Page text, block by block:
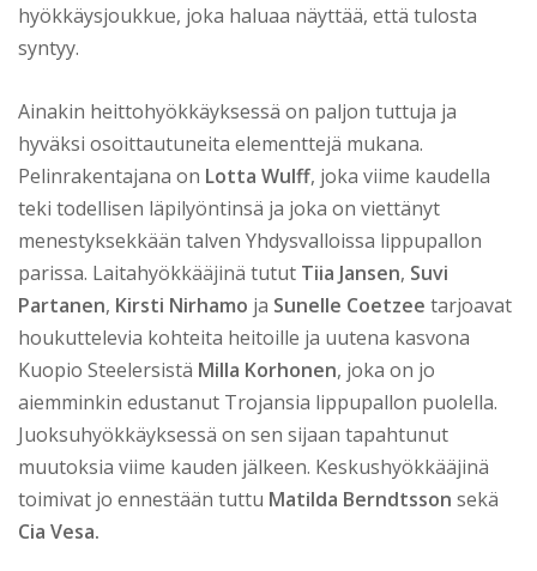
hyökkäysjoukkue, joka haluaa näyttää, että tulosta
syntyy.
Ainakin heittohyökkäyksessä on paljon tuttuja ja
hyväksi osoittautuneita elementtejä mukana.
Pelinrakentajana on Lotta Wulff, joka viime kaudella
teki todellisen läpilyöntinsä ja joka on viettänyt
menestyksekkään talven Yhdysvalloissa lippupallon
parissa. Laitahyökkääjinä tutut Tiia Jansen, Suvi
Partanen, Kirsti Nirhamo ja Sunelle Coetzee tarjoavat
houkuttelevia kohteita heitoille ja uutena kasvona
Kuopio Steelersistä Milla Korhonen, joka on jo
aiemminkin edustanut Trojansia lippupallon puolella.
Juoksuhyökkäyksessä on sen sijaan tapahtunut
muutoksia viime kauden jälkeen. Keskushyökkääjinä
toimivat jo ennestään tuttu Matilda Berndtsson sekä
Cia Vesa.